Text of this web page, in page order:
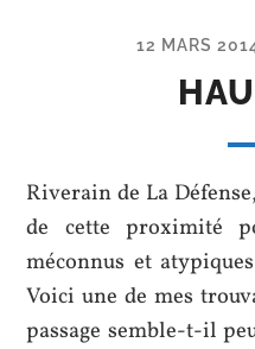
12 MARS
Riverain de La
de cette proximité
méconnus et
Voici une de mes
passage semble-t-il